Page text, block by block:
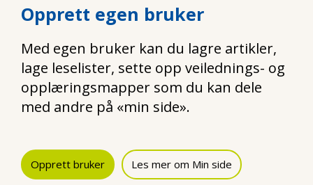
Opprett egen bruker
Med egen bruker kan du lagre artikler,
lage leselister, sette opp veilednings- og
opplæringsmapper som du kan dele
med andre på «min side».
Opprett bruker Les mer om Min side